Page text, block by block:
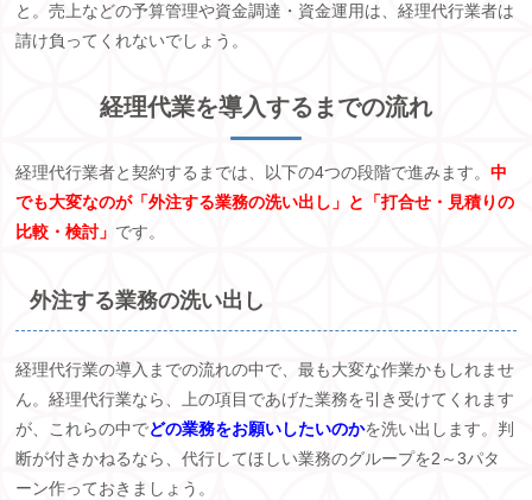
と。売上などの予算管理や資金調達・資金運用は、経理代行業者は
請け負ってくれないでしょう。
経理代業を導入するまでの流れ
経理代行業者と契約するまでは、以下の4つの段階で進みます。中
でも大変なのが「外注する業務の洗い出し」と「打合せ・見積りの
比較・検討」 です。
外注する業務の洗い出し
経理代行業の導入までの流れの中で、最も大変な作業かもしれませ
ん。経理代行業なら、上の項目であげた業務を引き受けてくれます
が、これらの中でどの業務をお願いしたいのかを洗い出します。判
断が付きかねるなら、代行してほしい業務のグループを2 ～3パタ
ーン作っておきましょう。